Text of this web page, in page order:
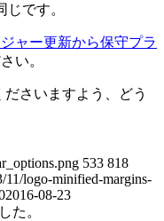
です。
ャー更新から保守プラ
い。
さいますよう、どう
533 818
11/logo-minified-margins-
2016-08-23
た。